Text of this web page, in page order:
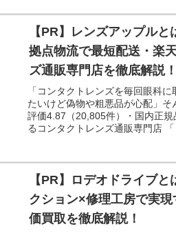
【PR】レンズアップル
拠点物流で最短配送・楽
ズ通販専門店を徹底解説！
「コンタクトレンズを毎回眼科
たいけど偽物や粗悪品が心配」
評価4.87（20,805件）・国内正
るコンタクトレンズ通販専門店 「
【PR】ロデオドライブ
クション×修理工房で実
価買取を徹底解説！